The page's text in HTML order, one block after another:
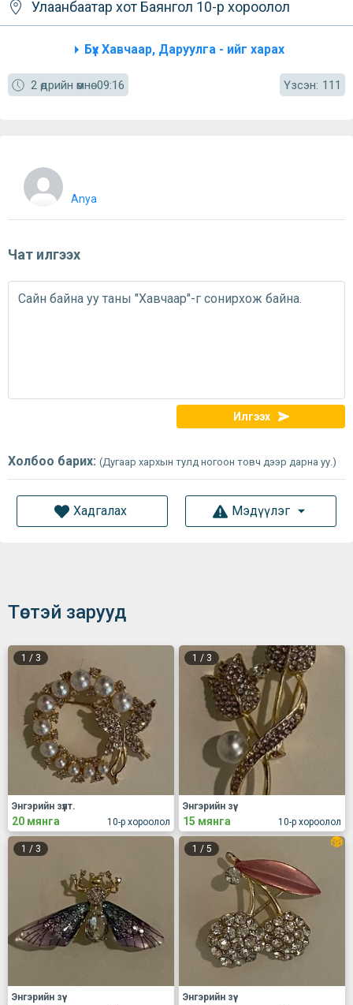
Улаанбаатар хот Баянгол 10-р хороолол
Бүх Хавчаар, Даруулга - ийг харах
2 өдрийн өмнө 09:16 Үзсэн: 111
Anya
Чат илгээх
Илгээх
Холбоо барих: (Дугаар хархын тулд ногоон товч дээр дарна уу.)
Хадгалах Мэдүүлэг
Төстэй зарууд
1 / 3
10-р хороолол
Энгэрийн зүүлт.
20 мянга
1 / 3
10-р хороолол
Энгэрийн зүү.
15 мянга
1 / 3
Энгэрийн зүү
1 / 5
Энгэрийн зүү